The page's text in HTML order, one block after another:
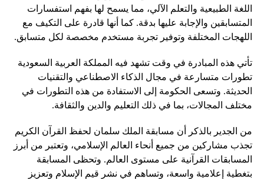
اللغة الطبيعية والتعلم الآلي، مما يسمح لها بفهم استفسارات
المتسابقين والإجابة عليها بدقة. كما أنها قادرة على التكيف مع
اللهجات المختلفة وتوفير تجربة مستخدم مخصصة لكل متسابق.
تأتي هذه المبادرة في وقت تشهد فيه المملكة العربية السعودية
تطورات متسارعة في مجال الذكاء الاصطناعي والتقنيات
الحديثة. وتسعى الحكومة إلى الاستفادة من هذه التطورات في
مختلف المجالات، بما في ذلك التعليم والدين والثقافة.
من الجدير بالذكر أن مسابقة الملك سلمان لحفظ القرآن الكريم
تجذب مشاركين من جميع أنحاء العالم الإسلامي، وتعتبر من أبرز
المسابقات القرآنية على مستوى العالم. وتحظى المسابقة
بتغطية إعلامية واسعة، وتساهم في نشر قيم الإسلام وتعزيز